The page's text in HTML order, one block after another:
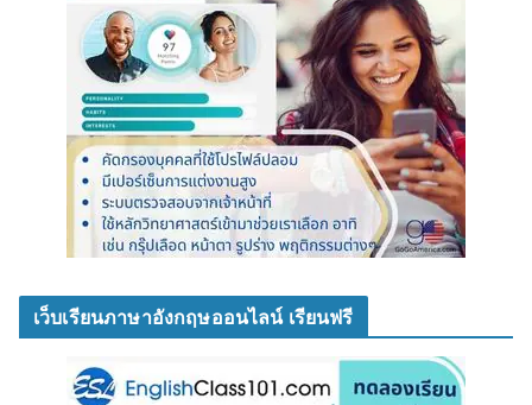
เว็บเรียนภาษาอังกฤษออนไลน์ เรียนฟรี